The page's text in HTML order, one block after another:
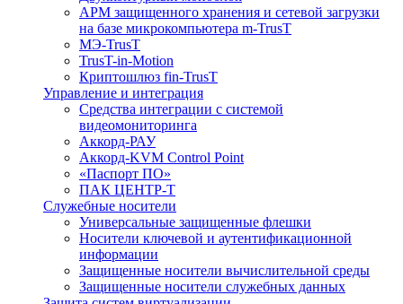
АРМ защищенного хранения и сетевой загрузки
на базе микрокомпьютера m-TrusT
МЭ-TrusT
TrusT-in-Motion
Криптошлюз fin-TrusT
Управление и интеграция
Средства интеграции с системой
видеомониторинга
Аккорд-РАУ
Аккорд-KVM Control Point
«Паспорт ПО»
ПАК ЦЕНТР-Т
Служебные носители
Универсальные защищенные флешки
Носители ключевой и аутентификационной
информации
Защищенные носители вычислительной среды
Защищенные носители служебных данных